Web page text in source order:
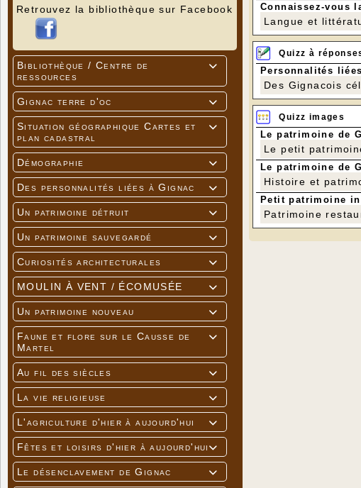
Retrouvez la bibliothèque sur Facebook

Bibliothèque / Centre de
ressources

Gignac terre d'oc

Situation géographique Cartes et
plan cadastral

Démographie

Des personnalités liées à Gignac

Un patrimoine détruit

Un patrimoine sauvegardé

Curiosités architecturales

MOULIN À VENT / ÉCOMUSÉE

Un patrimoine nouveau

Faune et flore sur le Causse de
Martel

Au fil des siècles

La vie religieuse

L'agriculture d'hier à aujourd'hui

Fêtes et loisirs d'hier à aujourd'hui

Le désenclavement de Gignac
Connaissez-vous
Langue et
Quizz à
Personnalités
Des Gignacois
Quizz images
Le patrimoine de
Le petit
Le patrimoine de
Histoire et
Petit patrimoine
Patrimoine